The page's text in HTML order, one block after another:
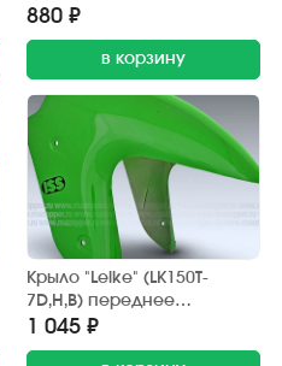
880 ₽
в корзину
Крыло "Leike" (LK150T-
7D,H,B) переднее
(зелёное) передняя часть
1 045 ₽